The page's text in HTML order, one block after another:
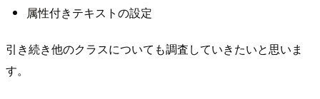
属性付きテキストの設定
引き続き他のクラスについても調査していきたいと思いま
す。